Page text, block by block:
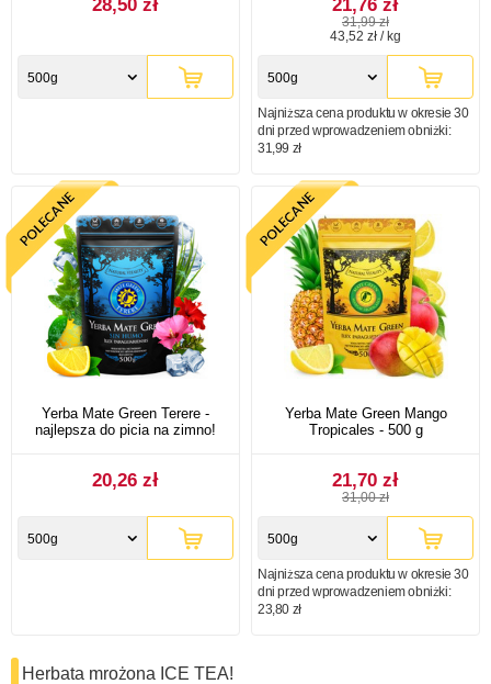
28,50 zł
500g
21,76 zł
31,99 zł
43,52 zł / kg
500g
Najniższa cena produktu w okresie 30
dni przed wprowadzeniem obniżki:
31,99 zł
Yerba Mate Green Terere -
najlepsza do picia na zimno!
20,26 zł
500g
Yerba Mate Green Mango
Tropicales - 500 g
21,70 zł
31,00 zł
500g
Najniższa cena produktu w okresie 30
dni przed wprowadzeniem obniżki:
23,80 zł
Herbata mrożona ICE TEA!